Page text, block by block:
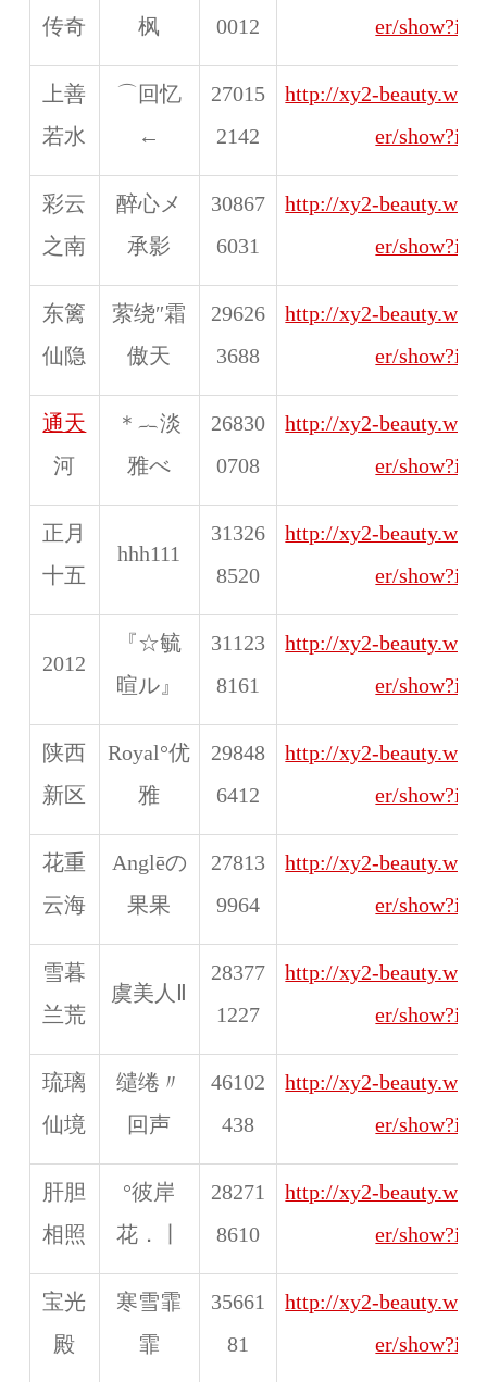
传奇 枫 0012 er/
上善
若水
⌒回忆
←
27015
2142
http://xy2-
er/
彩云
之南
醉心メ
承影
30867
6031
http://xy2-
er/
东篱
仙隐
萦绕″霜
傲天
29626
3688
http://xy2-
er/
通天
河
＊︷淡
雅べ
26830
0708
http://xy2-
er/
正月
十五
hhh111
31326
8520
http://xy2-
er/
2012
『☆毓
暄ル』
31123
8161
http://xy2-
er/
陕西
新区
Royal°优
雅
29848
6412
http://xy2-
er/
花重
云海
Anglēの
果果
27813
9964
http://xy2-
er/
雪暮
兰荒
虞美人Ⅱ
28377
1227
http://xy2-
er/
琉璃
仙境
缱绻〃
回声
46102
438
http://xy2-
er/
肝胆
相照
°彼岸
花．丨
28271
8610
http://xy2-
er/
宝光
殿
寒雪霏
霏
35661
81
http://xy2-
er/